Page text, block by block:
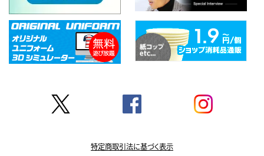
特定商取引法に基づく表示